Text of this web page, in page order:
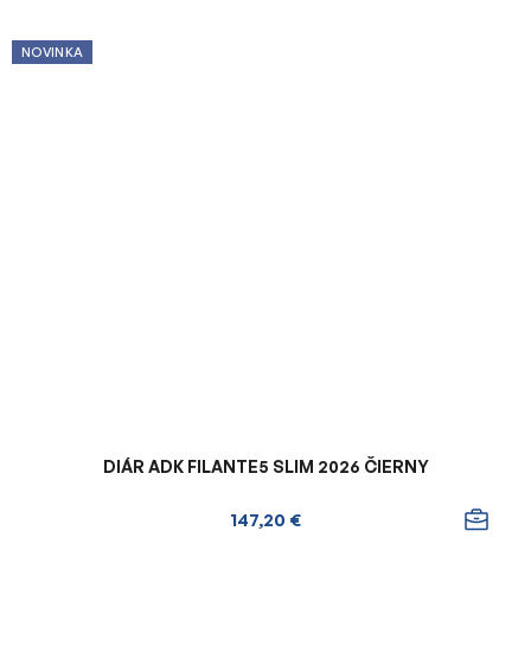
NOVINKA
DIÁR ADK FILANTE5 SLIM 2026 ČIERNY
147,20 €